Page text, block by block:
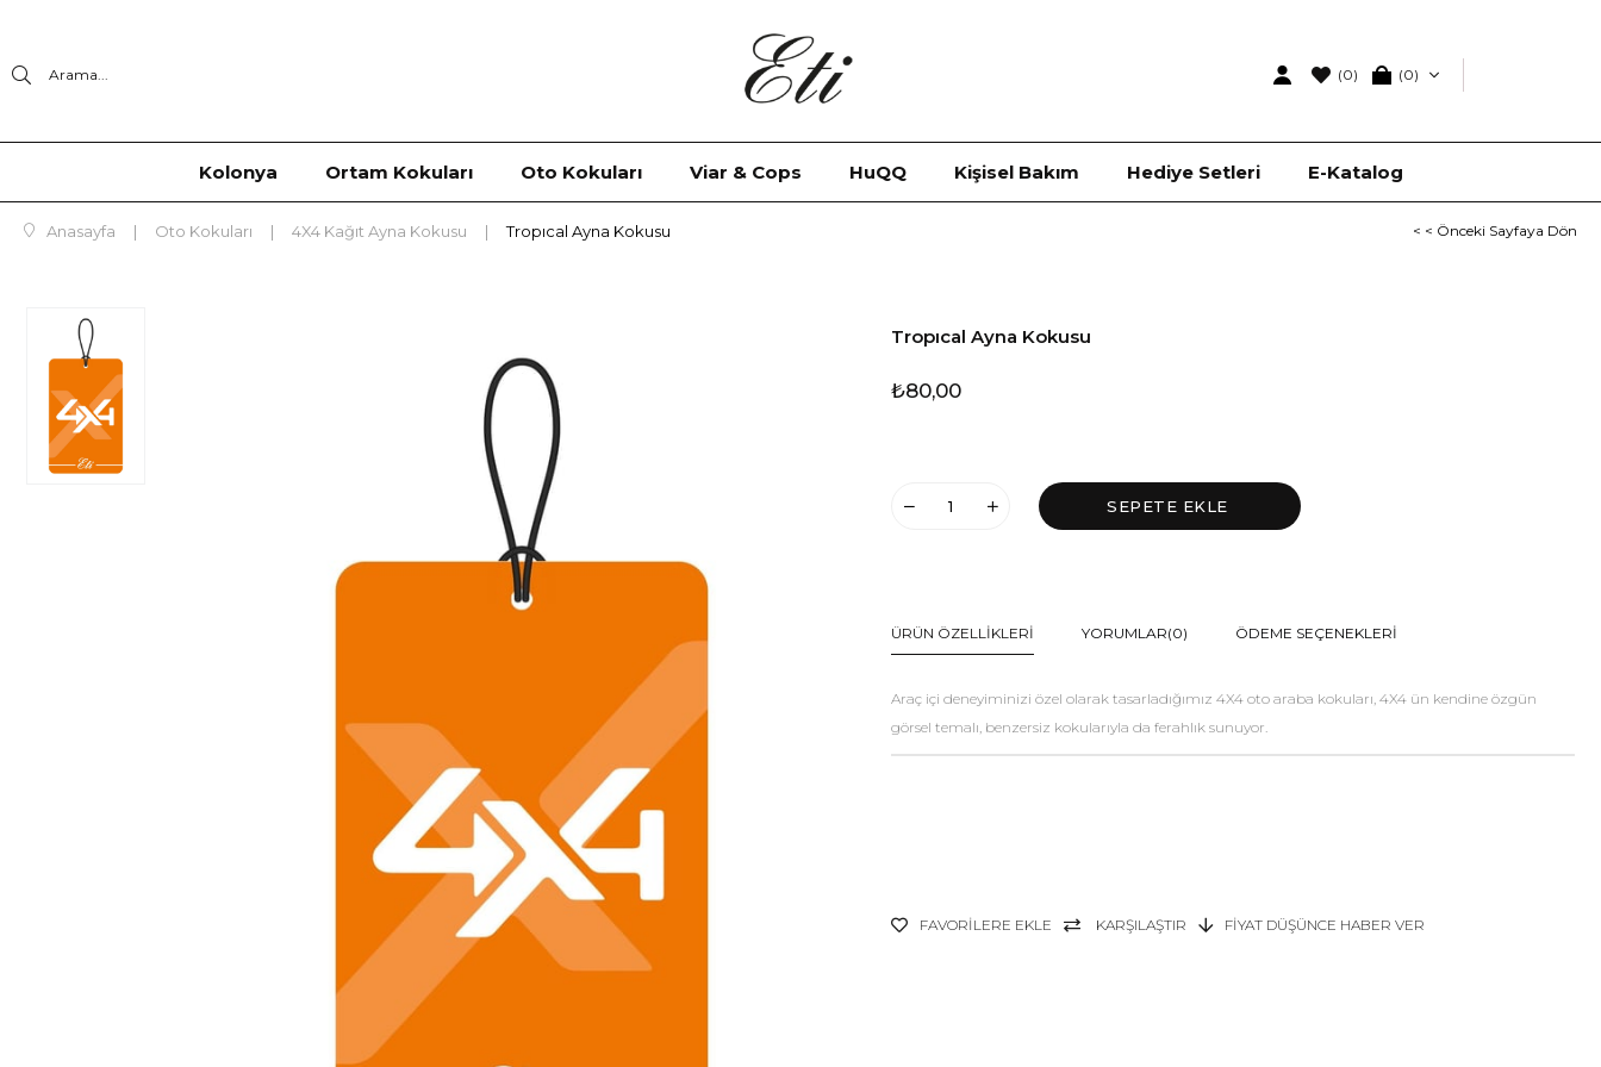
Arama... (0) 0
Kolonya Ortam Kokuları Oto Kokuları Viar & Cops HuQQ Kişisel Bakım Hediye Setleri E-Katalog
Anasayfa Oto Kokuları 4X4 Kağıt Ayna Kokusu Tropıcal Ayna Kokusu < < Önceki Sayfaya Dön
Tropıcal Ayna Kokusu
₺80,00
ÜRÜN ÖZELLIKLERI YORUMLAR(0) ÖDEME SEÇENEKLERI
Araç içi deneyiminizi özel olarak tasarladığımız 4X4 oto araba kokuları, 4X4 ün kendine özgün
görsel temalı, benzersiz kokularıyla da ferahlık sunuyor.
FAVORILERE EKLE KARŞILAŞTIR FIYAT DÜŞÜNCE HABER VER